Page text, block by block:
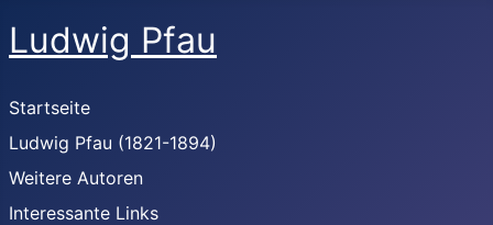
Ludwig Pfau
Startseite
Ludwig Pfau (1821-1894)
Weitere Autoren
Interessante Links